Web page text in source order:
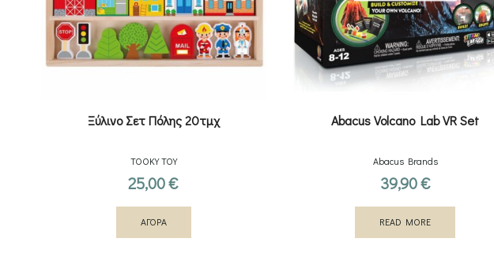
Ξύλινο Σετ Πόλης 20τμχ
TOOKY TOY
25,00€
ΑΓΟΡΑ
Abacus Volcano Lab VR Set
Abacus Brands
39,90€
READ MORE